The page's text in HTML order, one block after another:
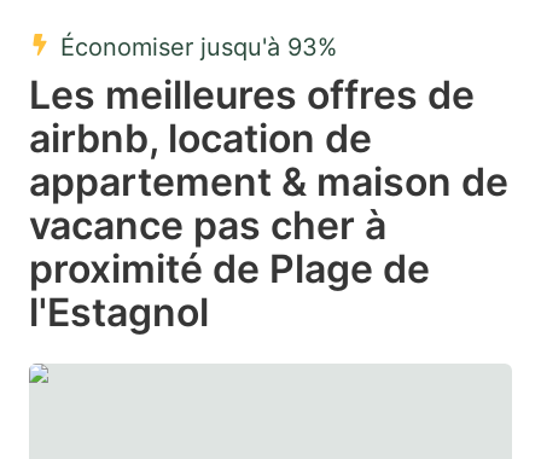
select
date.
Press
question
mark
key
select
a
date.
Press
question
mark
Économiser jusqu'à 93%
Les meilleures offres de
airbnb, location de
appartement & maison de
vacance pas cher à
proximité de Plage de
l'Estagnol